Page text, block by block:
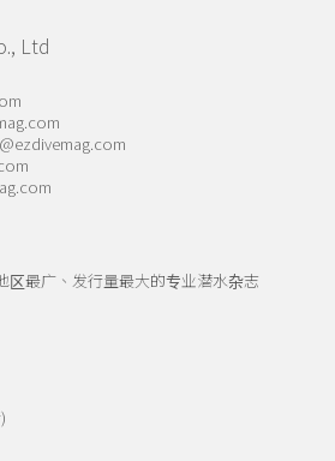
Ltd
区最广、发行量最大的专业潜水杂志